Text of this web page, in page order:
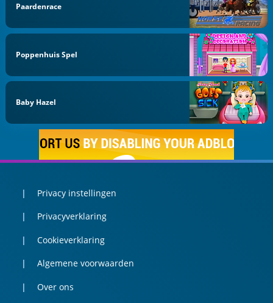
Paardenrace
Poppenhuis Spel
Baby Hazel
Privacy instellingen
Privacyverklaring
Cookieverklaring
Algemene voorwaarden
Over ons